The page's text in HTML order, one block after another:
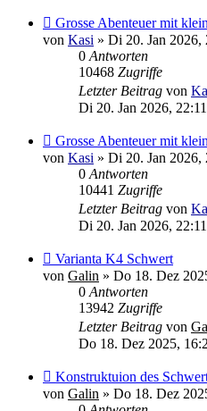
Neuer
Beitrag
Grosse Abenteuer mit
von Kasi » Di 20. Jan 2026,
0 Antworten
10468 Zugriffe
Letzter Beitrag von
Di 20. Jan 2026, 22:11
Neuer
Beitrag
Grosse Abenteuer mit
von Kasi » Di 20. Jan 2026,
0 Antworten
10441 Zugriffe
Letzter Beitrag von
Di 20. Jan 2026, 22:11
Neuer
Beitrag
Varianta K4 Schwert
von Galin » Do 18. Dez
0 Antworten
13942 Zugriffe
Letzter Beitrag von
Do 18. Dez 2025,
Neuer
Beitrag
Konstruktuion des
von Galin » Do 18. Dez